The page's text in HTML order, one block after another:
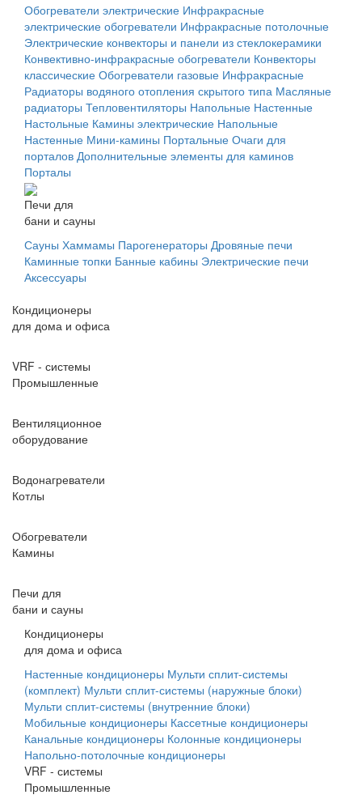
Обогреватели электрические Инфракрасные
электрические обогреватели Инфракрасные потолочные
Электрические конвекторы и панели из стеклокерамики
Конвективно-инфракрасные обогреватели Конвекторы
классические Обогреватели газовые Инфракрасные
Радиаторы водяного отопления скрытого типа Масляные
радиаторы Тепловентиляторы Напольные Настенные
Настольные Камины электрические Напольные
Настенные Мини-камины Портальные Очаги для
порталов Дополнительные элементы для каминов
Порталы
Печи для
бани и сауны
Сауны Хаммамы Парогенераторы Дровяные печи
Каминные топки Банные кабины Электрические печи
Аксессуары
Кондиционеры
для дома и офиса
VRF - системы
Промышленные
Вентиляционное
оборудование
Водонагреватели
Котлы
Обогреватели
Камины
Печи для
бани и сауны
Кондиционеры
для дома и офиса
Настенные кондиционеры Мульти сплит-системы
(комплект) Мульти сплит-системы (наружные блоки)
Мульти сплит-системы (внутренние блоки)
Мобильные кондиционеры Кассетные кондиционеры
Канальные кондиционеры Колонные кондиционеры
Напольно-потолочные кондиционеры
VRF - системы
Промышленные